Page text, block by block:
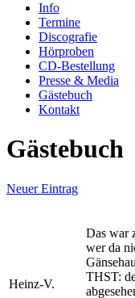
Info
Termine
Discografie
Hörproben
CD-Bestellung
Presse & Media
Gästebuch
Kontakt
Gästebuch
Neuer Eintrag
Heinz-V.
Das war
wer da
THST: